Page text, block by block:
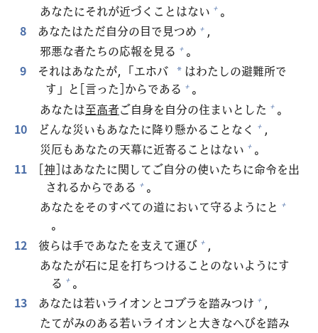
あなたにそれが近づくことはない + 。
8
あなたはただ自分の目で 見つめ + ，
邪悪な者たちの応報を 見る + 。
9
それはあなたが，「エホバ * はわたしの避難所で
す」と[言った]からである + 。
あなたは至高者ご自身を自分の住まいとした + 。
10
どんな災いもあなたに降り懸かることなく + ，
災厄もあなたの天幕に近寄ることはない + 。
11
[神]はあなたに関してご自分の使いたちに命令を出
されるからである + 。
あなたをそのすべての道において守るようにと +
。
12
彼らは手であなたを支えて運び + ，
あなたが石に足を打ちつけることのないようにす
る + 。
13
あなたは若いライオンとコブラを踏みつけ + ，
たてがみのある若いライオンと大きなへびを踏み